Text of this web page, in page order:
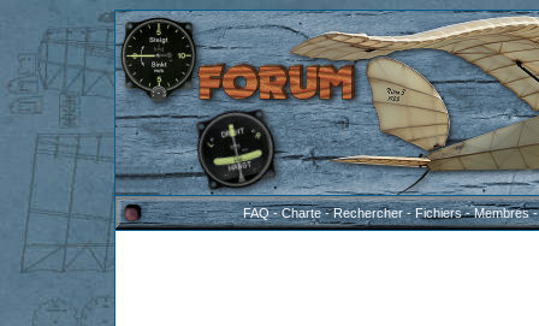
FAQ-Charte-Rechercher-Fichiers-Membres